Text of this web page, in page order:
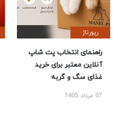
رپورتاژ
راهنمای انتخاب پت شاپ
آنلاین معتبر برای خرید
غذای سگ و گربه
07 مرداد 1405